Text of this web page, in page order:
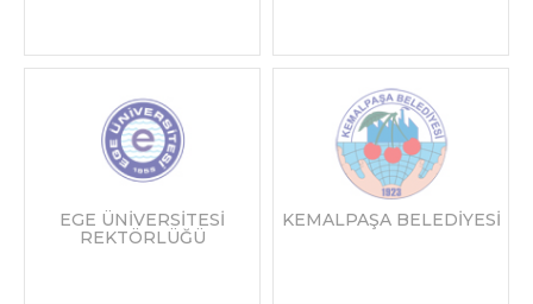
EGE ÜNİVERSİTESİ
REKTÖRLÜĞÜ
KEMALPAŞA BELEDİYESİ